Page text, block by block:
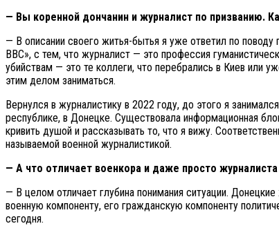
— Вы коренной дончанин и журналист по призванию.
— В описании своего житья-бытья я уже ответил по
ВВС», с тем, что журналист — это профессия
убийствам — это те коллеги, что перебрались в Киев или
этим делом заниматься.
Вернулся в журналистику в 2022 году, до этого я
республике, в Донецке. Существовала информационная
кривить душой и рассказывать то, что я вижу.
называемой военной журналистикой.
— А что отличает военкора и даже просто
— В целом отличает глубина понимания ситуации.
военную компоненту, его гражданскую компоненту
сегодня.